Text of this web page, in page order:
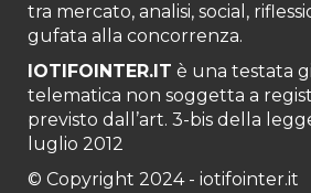
tra mercato, analisi, social,
gufata alla concorrenza.
IOTIFOINTER.IT è una testata
telematica non soggetta a
previsto dall’art. 3-bis della
luglio 2012
© Copyright 2024 - iotifointer.it